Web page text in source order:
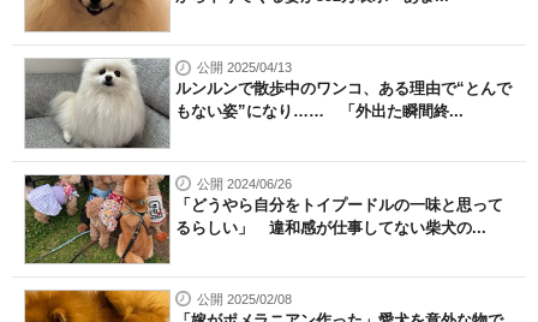
公開 2025/04/13
ルンルンで散歩中のワンコ、ある理由で“とんで
もない姿”になり…… 「外出た瞬間終...
公開 2024/06/26
「どうやら自分をトイプードルの一味と思って
るらしい」 違和感が仕事してない柴犬の...
公開 2025/02/08